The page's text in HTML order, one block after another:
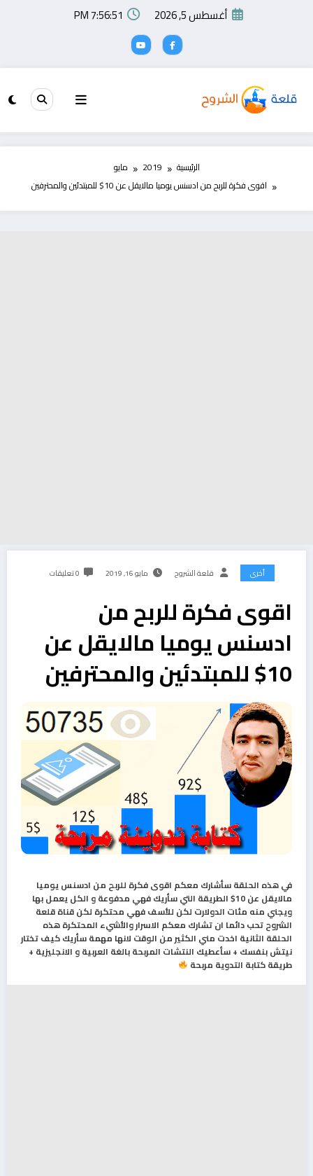
أغسطس 5, 2026 7:56:52 PM
الرئيسية 2019
مايو
اقوى فكرة للربح من ادسنس يوميا مالايقل عن 10$ للمبتدئين والمحترفين
أخرى قلعة الشروح مايو 16, 2019 0 تعليقات
اقوى فكرة للربح من
ادسنس يوميا مالايقل عن
10$ للمبتدئين والمحترفين
في هذه الحلقة سأشارك معكم اقوى فكرة للربح من ادسنس يوميا
مالايقل عن 10$ الطريقة التي سأريك فهي مدفوعة و الكل يعمل بها
ويجني منه مئات الدولارت لكن للأسف فهي محتكرة لكن قناة قلعة
الشروح تحب دائما ان تشارك معكم الاسرار والأشيء المحتكرة هذه
الحلقة الثانية اخدت مني الكثير من الوقت لانها مهمة سأريك كيف تختار
نيتش بنفسك + سأعطيك النتشات المربحة بالغة العربية و الانجليزية +
طريقة كتابة التدوية مربحة